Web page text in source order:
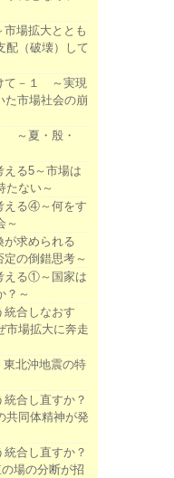
場拡大ととも
配（破壊）して
て－１ ～実現
た市場社会の崩
～夏・殷・
える5～市場は
たない～
える④～何をす
～
が求められる
の倒錯思考～
える①～国家は
？～
統合しなおす
市場拡大に奔走
北沖地震の特
合し直すか？
共同体精神が発
合し直すか？
の場の分断が招